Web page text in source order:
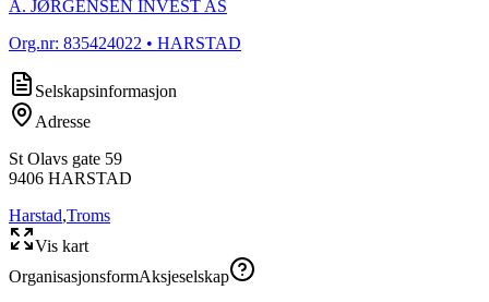
A. JØRGENSEN INVEST AS
Org.nr: 835424022 • HARSTAD
Selskapsinformasjon
Adresse
St Olavs gate 59
9406 HARSTAD
Harstad,Troms
Vis kart
OrganisasjonsformAksjeselskap